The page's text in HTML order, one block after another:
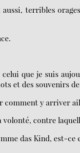
aussi, terribles
que je suis
et des souvenirs
comment y arriver
contre
das Kind, est-ce